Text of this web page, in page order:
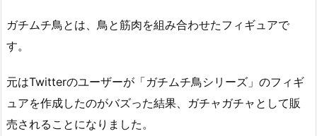
ガチムチ鳥とは、鳥と筋肉を組み合わせたフィギュアで
す。
元はTwitterのユーザーが「ガチムチ鳥シリーズ」のフィギ
ュアを作成したのがバズった結果、ガチャガチャとして販
売されることになりました。